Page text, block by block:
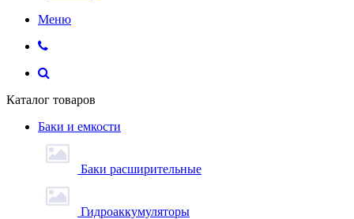
Меню
Каталог товаров
Баки и емкости
Баки расширительные
Гидроаккумуляторы